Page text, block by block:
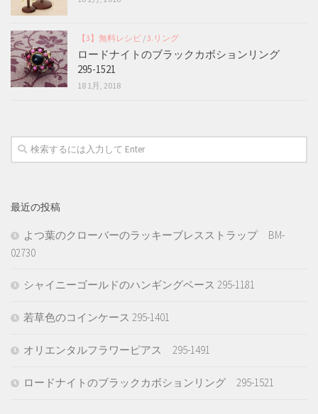
【3】無料レシピ /3.リング
ロードナイトのブラックカボションリング
295-1521
18 1月, 2018
最近の投稿
よつ葉のクローバーのラッキーブレスストラップ BM-
02730
シャイニーゴールドのハンギングベース 295-1181
若草色のコインケース 295-1401
オリエンタルフラワーピアス 295-1491
ロードナイトのブラックカボションリング 295-1521